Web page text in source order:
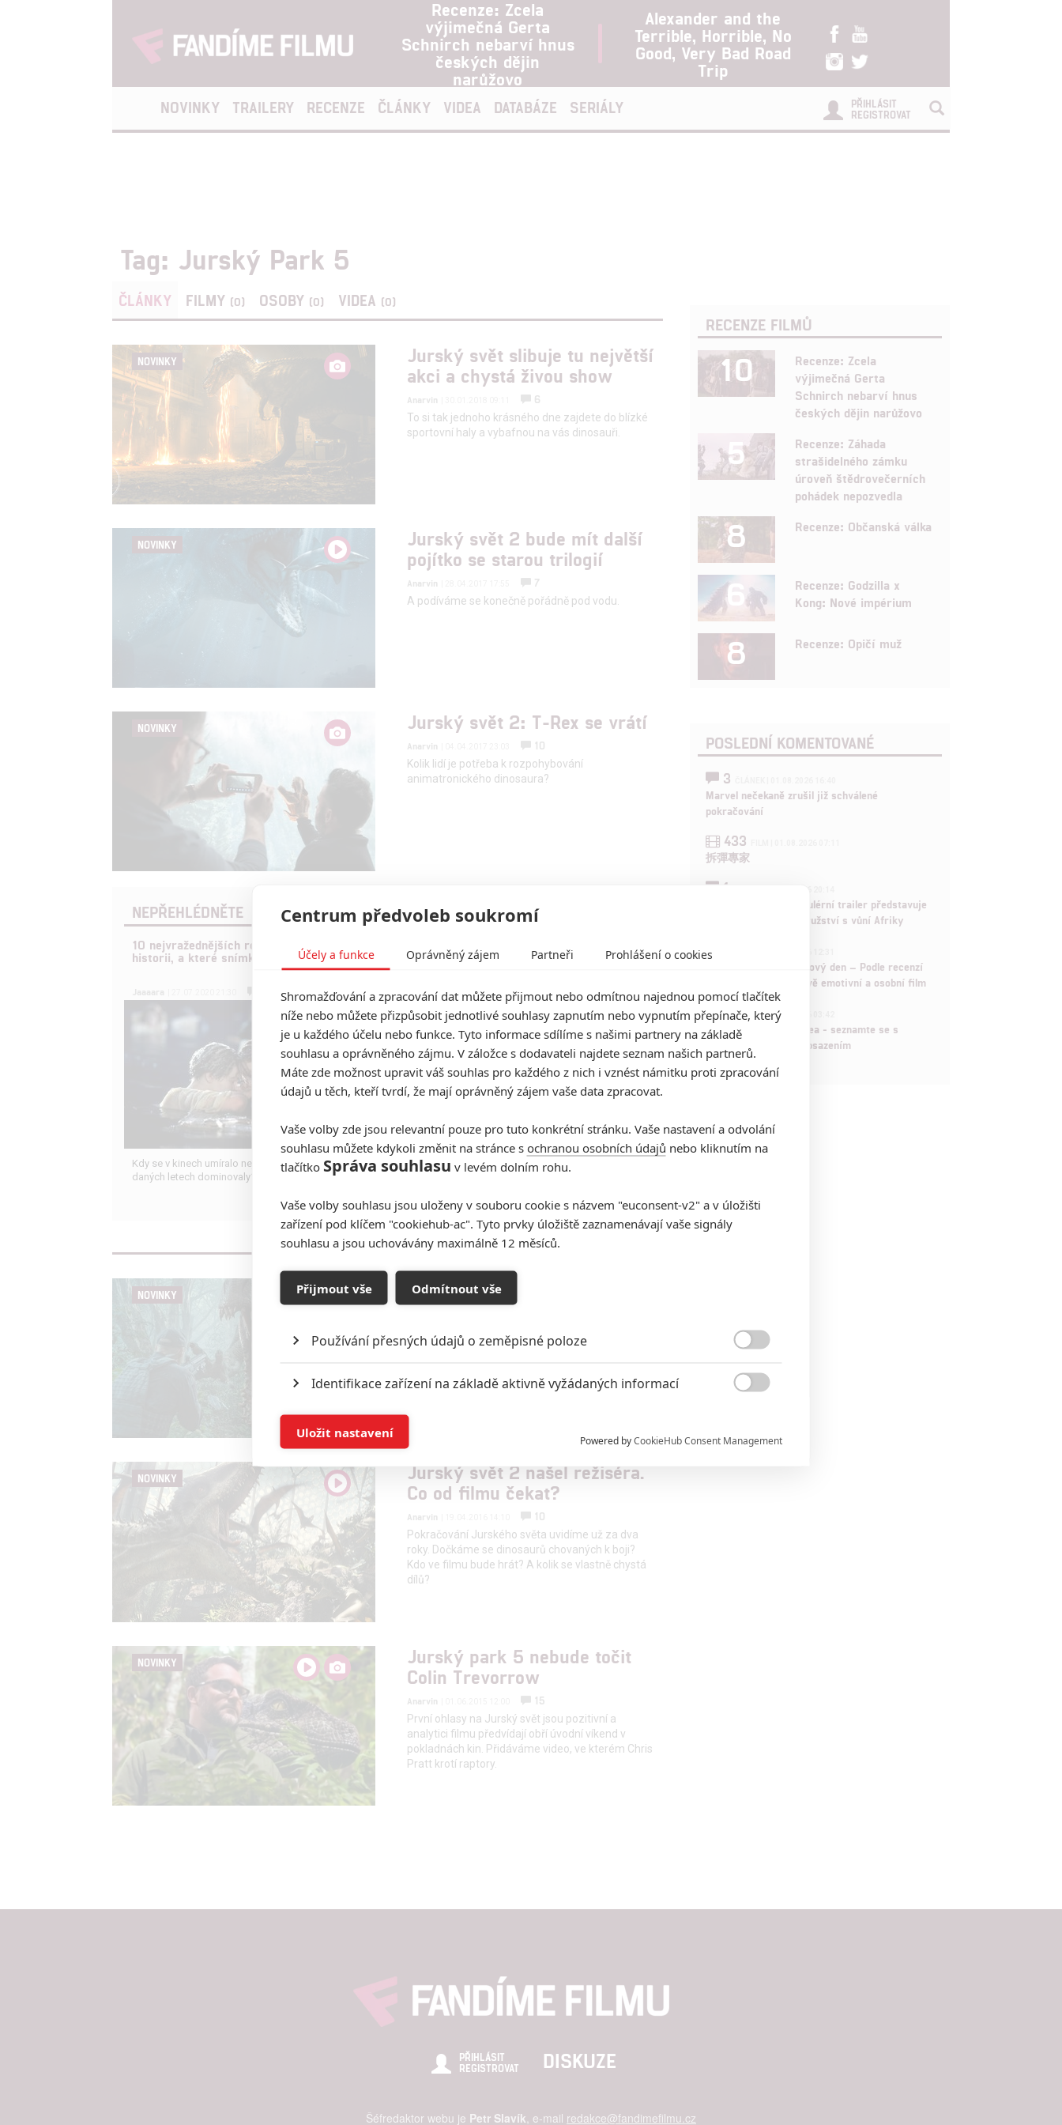
Recenze: Zcela
výjimečná Gerta
Schnirch nebarví hnus
českých dějin
narůžovo
Alexander and the
Terrible, Horrible, No
Good, Very Bad Road
Trip
NOVINKY TRAILERY RECENZE ČLÁNKY VIDEA DATABÁZE SERIÁLY
PŘIHLÁSIT
REGISTROVAT
Tag: Jurský Park 5
ČLÁNKY FILMY (0) OSOBY (0) VIDEA (0)
NOVINKY
Jurský svět slibuje tu největší
akci a chystá živou show
Anarvin
6
To si tak jednoho krásného dne zajdete do blízké
sportovní haly a vybafnou na vás dinosauři.
NOVINKY
Jurský svět 2 bude mít další
pojítko se starou trilogií
Anarvin
7
A podíváme se konečně pořádně pod vodu.
NOVINKY Jurský svět 2: T-Rex se vrátí
Anarvin
10
Kolik lidí je potřeba k rozpohybování
animatronického dinosaura?
NEPŘEHLÉDNĚTE
10 nejvražednějších roků ve filmové
historii, a které snímky za mrtvé můžou
Kdy se v kinech umíralo nejvíce? A které snímky v
daných letech dominovaly?
Stevena Seagala
Jaaaara | 13.07.2020 18:07
Kdysi hvězda akčních filmů, dnes král céčkových
NOVINKY
Jurský svět 2 bude víc
navazovat na Jurský park
Anarvin | 14.11.2016 09:46
Kdy se začne natáčet, a který Avenger se málem
NOVINKY
Jurský svět 2 našel režiséra.
Co od filmu čekat?
Anarvin
10
Pokračování Jurského světa uvidíme už za dva
roky. Dočkáme se dinosaurů chovaných k boji?
Kdo ve filmu bude hrát? A kolik se vlastně chystá
dílů?
NOVINKY
Jurský park 5 nebude točit
Colin Trevorrow
Anarvin
15
První ohlasy na Jurský svět jsou pozitivní a
analytici filmu předvídají obří úvodní víkend v
pokladnách kin. Přidáváme video, ve kterém Chris
Pratt krotí raptory.
RECENZE FILMŮ
10
Recenze: Zcela
výjimečná Gerta
Schnirch nebarví hnus
českých dějin narůžovo
5
Recenze: Záhada
strašidelného zámku
úroveň štědrovečerních
pohádek nepozvedla
8 Recenze: Občanská válka
6
Recenze: Godzilla x
Kong: Nové impérium
8 Recenze: Opičí muž
POSLEDNÍ KOMENTOVANÉ
3
Marvel nečekaně zrušil již schválené
pokračování
433
拆彈專家
1
Děti krve a kostí: Regulérní trailer představuje
akční fantasy dobrodružství s vůní Afriky
Spider-Man: Zbrusu nový den – Podle recenzí
máme čekat překvapivě emotivní a osobní film
1ČLÁNEK | 30.07.2026 03:42
Velké preview: Odyssea - seznamte se s
maximálně nabitým obsazením
PŘIHLÁSIT
REGISTROVAT
DISKUZE
Šéfredaktor webu je Petr Slavík , e-mail redakce@fandimefilmu.cz
Centrum předvoleb soukromí
Účely a funkce Oprávněný zájem Partneři Prohlášení o cookies
Shromažďování a zpracování dat můžete přijmout nebo odmítnou najednou pomocí tlačítek
níže nebo můžete přizpůsobit jednotlivé souhlasy zapnutím nebo vypnutím přepínače, který
je u každého účelu nebo funkce. Tyto informace sdílíme s našimi partnery na základě
souhlasu a oprávněného zájmu. V záložce s dodavateli najdete seznam našich partnerů.
Máte zde možnost upravit váš souhlas pro každého z nich i vznést námitku proti zpracování
údajů u těch, kteří tvrdí, že mají oprávněný zájem vaše data zpracovat.
Vaše volby zde jsou relevantní pouze pro tuto konkrétní stránku. Vaše nastavení a odvolání
souhlasu můžete kdykoli změnit na stránce s ochranou osobních údajů nebo kliknutím na
tlačítko Správa souhlasu v levém dolním rohu.
Vaše volby souhlasu jsou uloženy v souboru cookie s názvem "euconsent-v2" a v úložišti
zařízení pod klíčem "cookiehub-ac". Tyto prvky úložiště zaznamenávají vaše signály
souhlasu a jsou uchovávány maximálně 12 měsíců.
Přijmout vše Odmítnout vše
Používání přesných údajů o zeměpisné poloze
Identifikace zařízení na základě aktivně vyžádaných informací
Ukládání a/nebo přístup k informacím v zařízení

Reklama založená na omezených údajích a měření reklamy
Personalizovaný obsah, měření obsahu, průzkum publika a vývoj
služeb
Udělením souhlasu s účely a funkcemi zde uvedenými dáváte nám i našim partnerům
možnost: Zajištění bezpečnosti, předcházení a zjišťování podvodů a odstraňování chyb,
Poskytování a zobrazování reklamy a obsahu
Powered byCookieHub Consent Management
Uložit nastavení